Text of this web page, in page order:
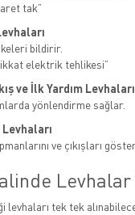
tak”
bildirir.
elektrik tehlikesi”
ve İlk Yardım Levhaları
yönlendirme sağlar.
Levhaları
ve çıkışları
Levhalar
levhaları tek tek